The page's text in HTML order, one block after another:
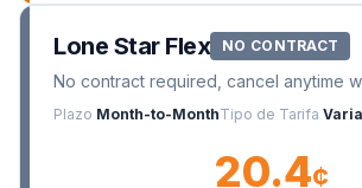
Lone Star Flex NO CONTRACT
No contract required, cancel anytime
Plazo Month-to-MonthTipo de Tarifa
20.4¢